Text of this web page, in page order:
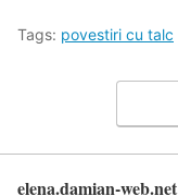
Tags: povestiri cu talc
elena.damian-web.net